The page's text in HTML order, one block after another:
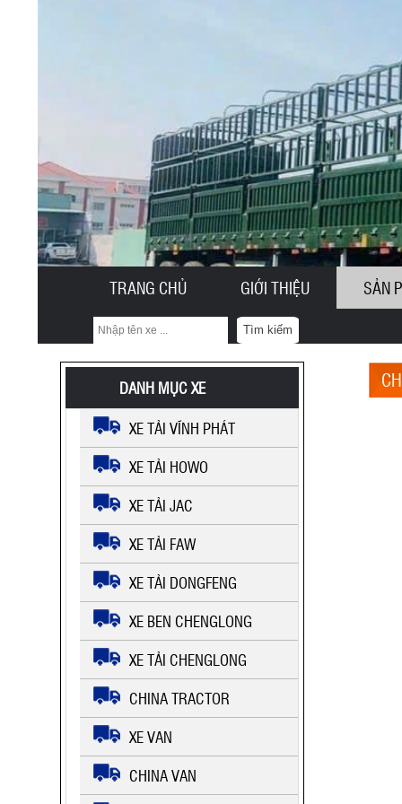
TRANG CHỦ GIỚI THIỆU SẢN
Tìm kiếm
DANH MỤC XE
XE TẢI VĨNH PHÁT
XE TẢI HOWO
XE TẢI JAC
XE TẢI FAW
XE TẢI DONGFENG
XE BEN CHENGLONG
XE TẢI CHENGLONG
CHINA TRACTOR
XE VAN
CHINA VAN